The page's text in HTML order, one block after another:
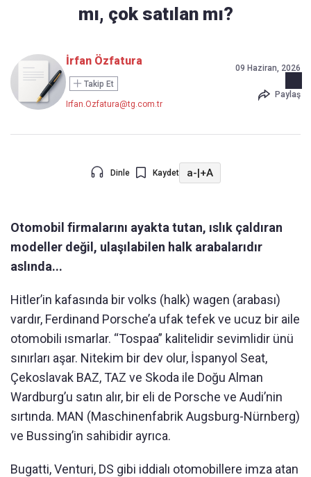
mı, çok satılan mı?
İrfan Özfatura
Takip Et
Irfan.Ozfatura@tg.com.tr
09 Haziran, 2026
Paylaş
Dinle Kaydet a-|+A
Otomobil firmalarını ayakta tutan, ıslık çaldıran
modeller değil, ulaşılabilen halk arabalarıdır
aslında...
Hitler’in kafasında bir volks (halk) wagen (arabası)
vardır, Ferdinand Porsche’a ufak tefek ve ucuz bir aile
otomobili ısmarlar. “Tospaa” kalitelidir sevimlidir ünü
sınırları aşar. Nitekim bir dev olur, İspanyol Seat,
Çekoslavak BAZ, TAZ ve Skoda ile Doğu Alman
Wardburg’u satın alır, bir eli de Porsche ve Audi’nin
sırtında. MAN (Maschinenfabrik Augsburg-Nürnberg)
ve Bussing’in sahibidir ayrıca.
Bugatti, Venturi, DS gibi iddialı otomobillere imza atan